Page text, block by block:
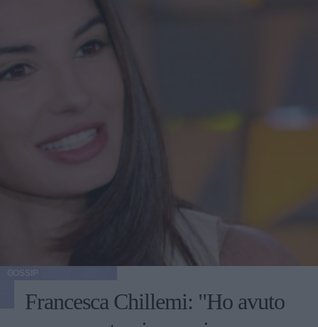
Francesca Chillemi: "Ho avuto